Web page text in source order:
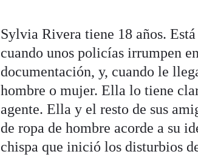
Sylvia Rivera tiene 18 años.
cuando unos policías irrumpen
documentación, y, cuando le
hombre o mujer. Ella lo tiene
agente. Ella y el resto de sus
de ropa de hombre acorde a su
chispa que inició los disturbios